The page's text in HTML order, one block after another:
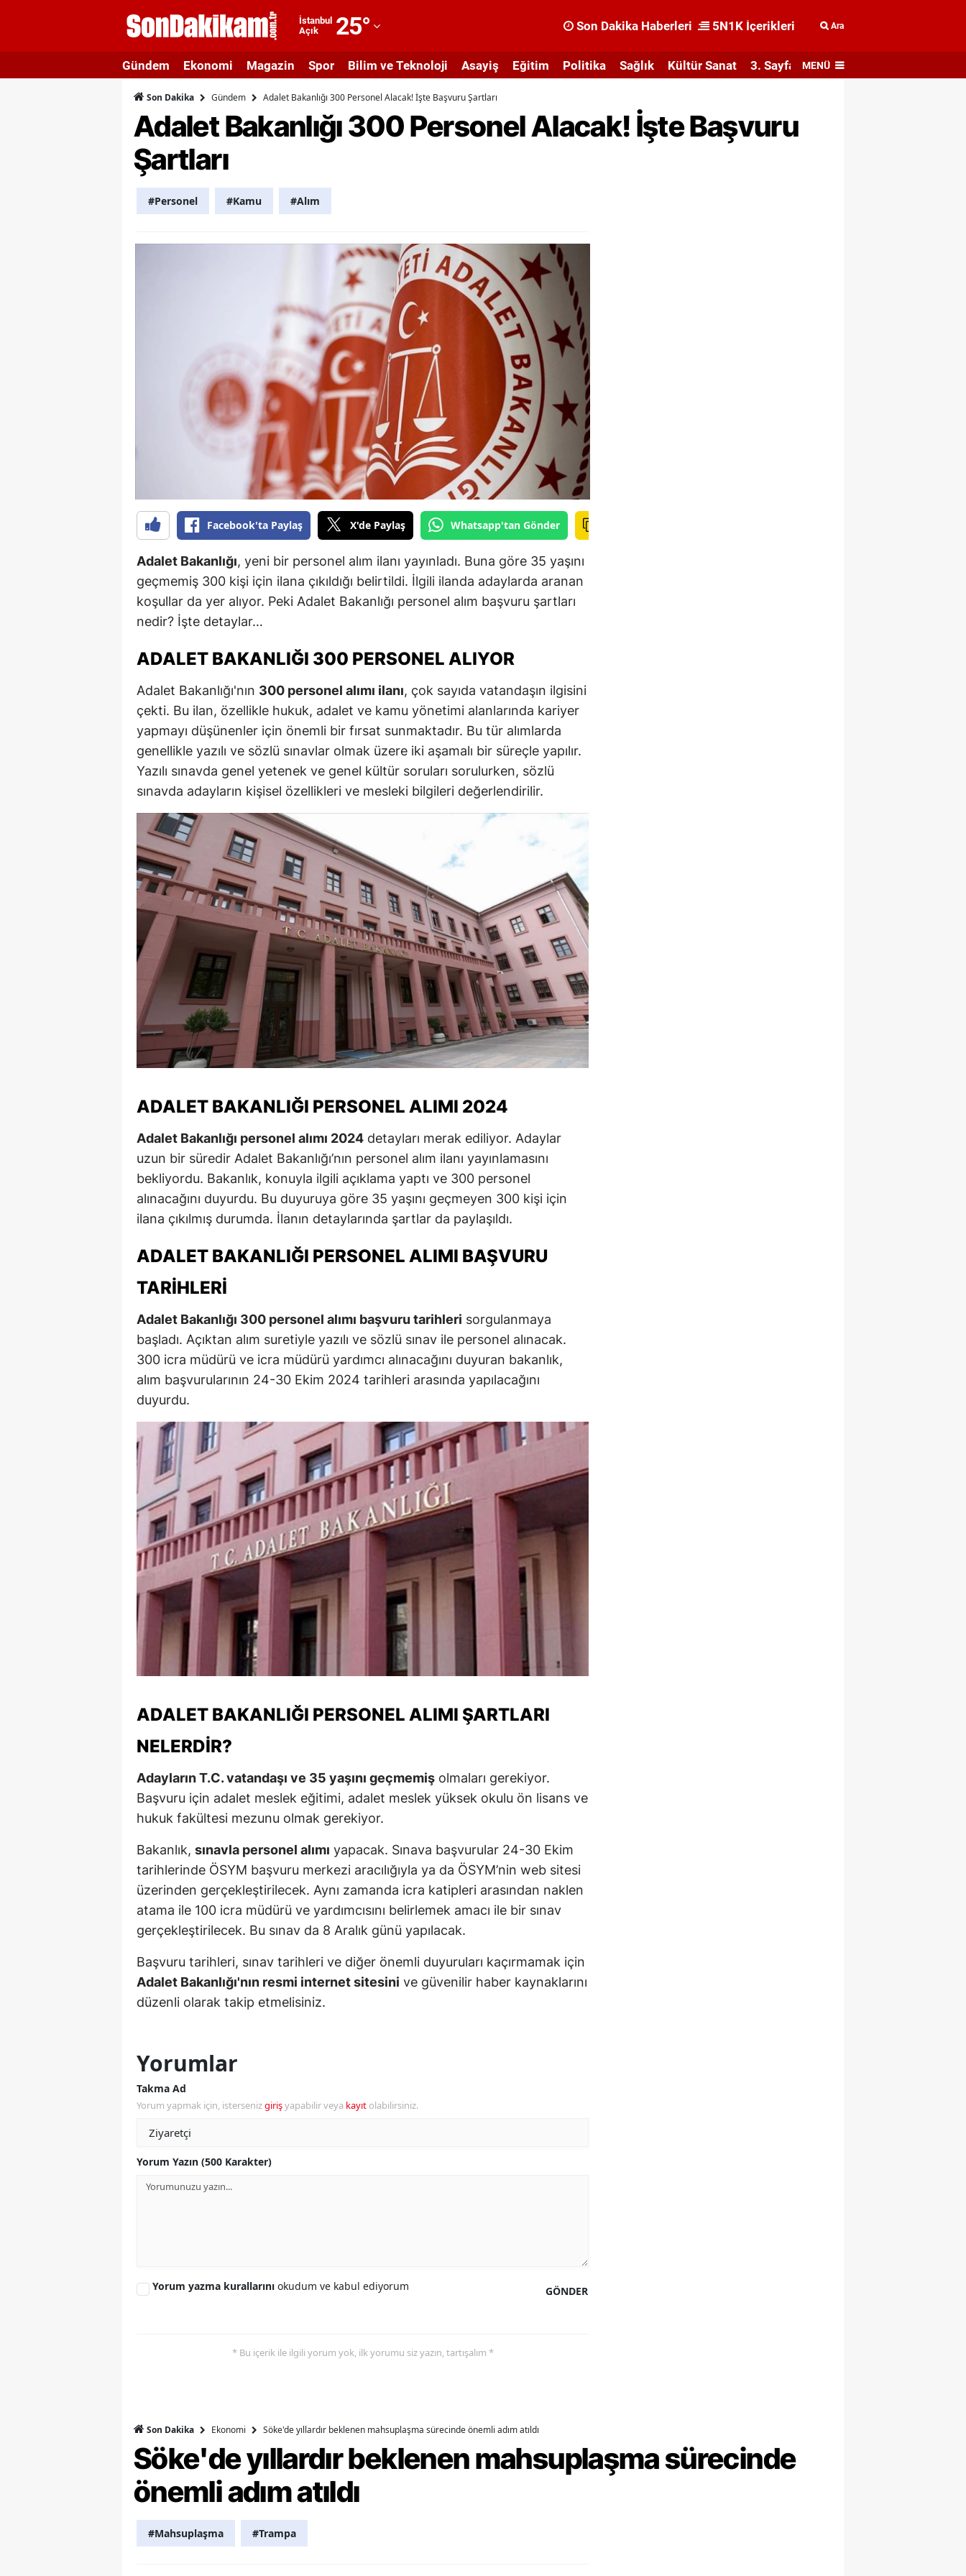
İstanbul
Açık
25°
Adıyaman
Afyonkarahisar
Ağrı
Ankara
Artvin
Balıkesir
Bilecik
Bingöl
Bitlis
Bolu
Burdur
Bursa
Çanakkale
Çankırı
Çorum
Denizli
Edirne
Elazığ
Erzincan
Erzurum
Eskişehir
Giresun
Gümüşhane
Hakkari
Hatay
Isparta
Mersin
İstanbul
İzmir
Kastamonu
Kayseri
Kırklareli
Kırşehir
Kocaeli
Konya
Manisa
Kahramanmaraş
Muğla
Muş
Nevşehir
Niğde
Ordu
Rize
Sakarya
Samsun
Sivas
Tokat
Trabzon
Şanlıurfa
Uşak
Van
Yozgat
Zonguldak
Kırıkkale
Yalova
Son Dakika Haberleri 5N1K İçerikleri Ara
Gündem Ekonomi Magazin Spor Bilim ve Teknoloji Asayiş Eğitim Politika Sağlık Kültür Sanat 3. Sayfa MENÜ
Son Dakika Gündem Adalet Bakanlığı 300 Personel Alacak! İşte Başvuru Şartları
Adalet Bakanlığı 300 Personel Alacak! İşte Başvuru
Şartları
#Personel #Kamu #Alım
Facebook'ta Paylaş X'de Paylaş Whatsapp'tan Gönder
Adalet Bakanlığı, yeni bir personel alım ilanı yayınladı. Buna göre 35 yaşını
geçmemiş 300 kişi için ilana çıkıldığı belirtildi. İlgili ilanda adaylarda aranan
koşullar da yer alıyor. Peki Adalet Bakanlığı personel alım başvuru şartları
nedir? İşte detaylar…
ADALET BAKANLIĞI 300 PERSONEL ALIYOR
Adalet Bakanlığı'nın 300 personel alımı ilanı, çok sayıda vatandaşın ilgisini
çekti. Bu ilan, özellikle hukuk, adalet ve kamu yönetimi alanlarında kariyer
yapmayı düşünenler için önemli bir fırsat sunmaktadır. Bu tür alımlarda
genellikle yazılı ve sözlü sınavlar olmak üzere iki aşamalı bir süreçle yapılır.
Yazılı sınavda genel yetenek ve genel kültür soruları sorulurken, sözlü
sınavda adayların kişisel özellikleri ve mesleki bilgileri değerlendirilir.
ADALET BAKANLIĞI PERSONEL ALIMI 2024
Adalet Bakanlığı personel alımı 2024 detayları merak ediliyor. Adaylar
uzun bir süredir Adalet Bakanlığı’nın personel alım ilanı yayınlamasını
bekliyordu. Bakanlık, konuyla ilgili açıklama yaptı ve 300 personel
alınacağını duyurdu. Bu duyuruya göre 35 yaşını geçmeyen 300 kişi için
ilana çıkılmış durumda. İlanın detaylarında şartlar da paylaşıldı.
ADALET BAKANLIĞI PERSONEL ALIMI BAŞVURU
TARIHLERI
Adalet Bakanlığı 300 personel alımı başvuru tarihleri sorgulanmaya
başladı. Açıktan alım suretiyle yazılı ve sözlü sınav ile personel alınacak.
300 icra müdürü ve icra müdürü yardımcı alınacağını duyuran bakanlık,
alım başvurularının 24-30 Ekim 2024 tarihleri arasında yapılacağını
duyurdu.
ADALET BAKANLIĞI PERSONEL ALIMI ŞARTLARI
NELERDIR?
Adayların T.C. vatandaşı ve 35 yaşını geçmemiş olmaları gerekiyor.
Başvuru için adalet meslek eğitimi, adalet meslek yüksek okulu ön lisans ve
hukuk fakültesi mezunu olmak gerekiyor.
Bakanlık, sınavla personel alımı yapacak. Sınava başvurular 24-30 Ekim
tarihlerinde ÖSYM başvuru merkezi aracılığıyla ya da ÖSYM’nin web sitesi
üzerinden gerçekleştirilecek. Aynı zamanda icra katipleri arasından naklen
atama ile 100 icra müdürü ve yardımcısını belirlemek amacı ile bir sınav
gerçekleştirilecek. Bu sınav da 8 Aralık günü yapılacak.
Başvuru tarihleri, sınav tarihleri ve diğer önemli duyuruları kaçırmamak için
Adalet Bakanlığı'nın resmi internet sitesini ve güvenilir haber kaynaklarını
düzenli olarak takip etmelisiniz.
Yorumlar
Takma Ad
Yorum yapmak için, istersenizgirişyapabilir veya kayıt olabilirsiniz.
Yorum Yazın (500 Karakter)
GÖNDER
Yorum yazma kurallarını okudum ve kabul ediyorum
* Bu içerik ile ilgili yorum yok, ilk yorumu siz yazın, tartışalım *
Son Dakika Ekonomi Söke'de yıllardır beklenen mahsuplaşma sürecinde önemli adım atıldı
Söke'de yıllardır beklenen mahsuplaşma sürecinde
önemli adım atıldı
#Mahsuplaşma #Trampa